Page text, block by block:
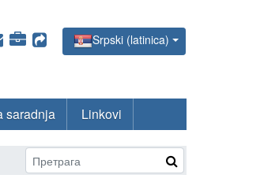
Srpski (latinica)
saradnja Linkovi